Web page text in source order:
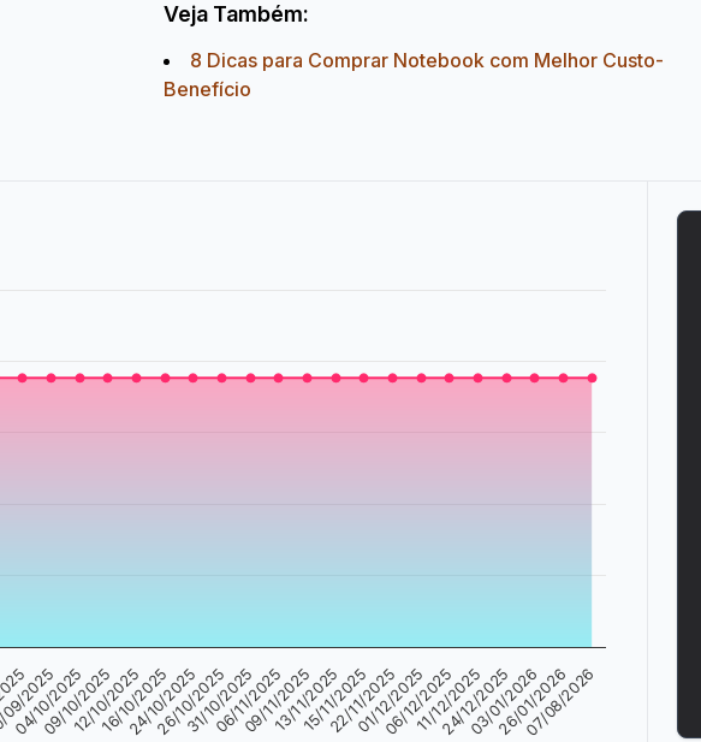
Veja Também:
8 Dicas para Comprar Notebook com Melhor Custo-
Benefício
202509/10/202516/10/202526/10/202506/11/202513/11/202522/11/202506/12/202524/12/202526/01/2026
04/10/202512/10/202524/10/202531/10/202509/11/202515/11/202501/12/202511/12/202503/01/202607/08/2026